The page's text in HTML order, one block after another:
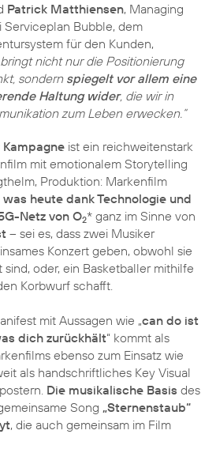
Patrick Matthiensen, Managing
Serviceplan Bubble, dem
für den Kunden,
bringt nicht nur die Positionierung
sondern spiegelt vor allem eine
Haltung wider, die wir in
zum Leben erwecken.“
ist ein reichweitenstark
mit emotionalem Storytelling
Produktion: Markenfilm
was heute dank Technologie und
Netz von O2* ganz im Sinne von
– sei es, dass zwei Musiker
Konzert geben, obwohl sie
oder, ein Basketballer mithilfe
Korbwurf schafft.
mit Aussagen wie „can do ist
dich zurückhält“ kommt als
ebenso zum Einsatz wie
als handschriftliches Key Visual
Die musikalische Basis des
Song „Sternenstaub“
, die auch gemeinsam im Film